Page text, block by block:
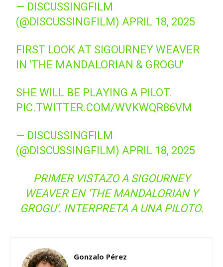
— DISCUSSINGFILM
(@DISCUSSINGFILM)APRIL 18, 2025
FIRST LOOK AT SIGOURNEY WEAVER
IN ‘THE MANDALORIAN & GROGU’
SHE WILL BE PLAYING A PILOT.
PIC.TWITTER.COM/WVKWQR86VM
— DISCUSSINGFILM
(@DISCUSSINGFILM)APRIL 18, 2025
PRIMER VISTAZO A SIGOURNEY
WEAVER EN ‘THE MANDALORIAN Y
GROGU’. INTERPRETA A UNA PILOTO.
Gonzalo Pérez